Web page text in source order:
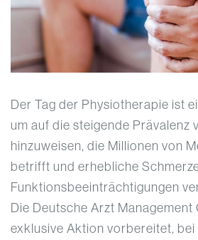
Der Tag der Physiotherapie ist
um auf die steigende Prävalenz
hinzuweisen, die Millionen von
betrifft und erhebliche
Funktionsbeeinträchtigungen
Die Deutsche Arzt Management
exklusive Aktion vorbereitet,